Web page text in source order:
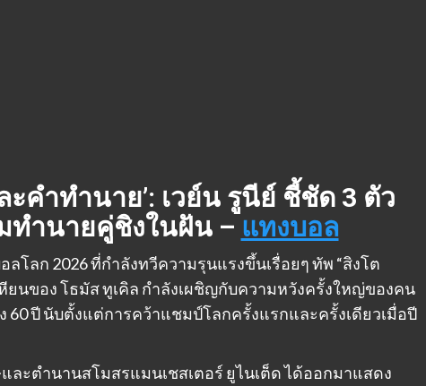
ะคำทำนาย’: เวย์น รูนีย์ ชี้ชัด 3 ตัว
ทำนายคู่ชิงในฝัน – แทงบอล
ลก 2026 ที่กำลังทวีความรุนแรงขึ้นเรื่อยๆ ทัพ “สิงโต
ยนของ โธมัส ทูเคิล กำลังเผชิญกับความหวังครั้งใหญ่ของคน
ปี นับตั้งแต่การคว้าแชมป์โลกครั้งแรกและครั้งเดียวเมื่อปี
ะตำนานสโมสรแมนเชสเตอร์ ยูไนเต็ด ได้ออกมาแสดง